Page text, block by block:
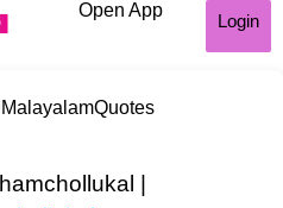
Open App
Login
|